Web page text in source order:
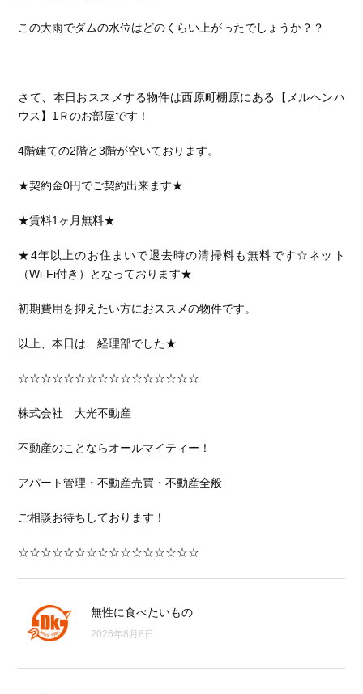
この大雨でダムの水位はどのくらい上がったでしょうか？？
さて、本日おススメする物件は西原町棚原にある【メルヘンハ
ウス】1Ｒのお部屋です！
4階建ての2階と3階が空いております。
★契約金0円でご契約出来ます★
★賃料1ヶ月無料★
★4年以上のお住まいで退去時の清掃料も無料です☆ネット
（Wi-Fi付き）となっております★
初期費用を抑えたい方におススメの物件です。
以上、本日は 経理部でした★
☆☆☆☆☆☆☆☆☆☆☆☆☆☆☆☆
株式会社 大光不動産
不動産のことならオールマイティー！
アパート管理・不動産売買・不動産全般
ご相談お待ちしております！
☆☆☆☆☆☆☆☆☆☆☆☆☆☆☆☆
無性に食べたいもの
2026年8月8日